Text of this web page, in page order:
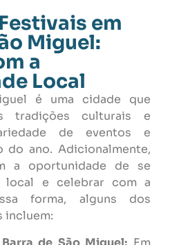
em
Miguel:
a
Local
é uma cidade que
tradições culturais e
de eventos e
do ano. Adicionalmente,
a oportunidade de se
local e celebrar com a
forma, alguns dos
incluem: